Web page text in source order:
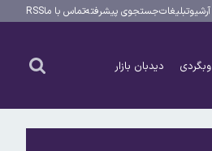
آرشیوتبلیغاتجستجوی پیشرفتهتماس با ماRSS
وبگردی دیدبان بازار